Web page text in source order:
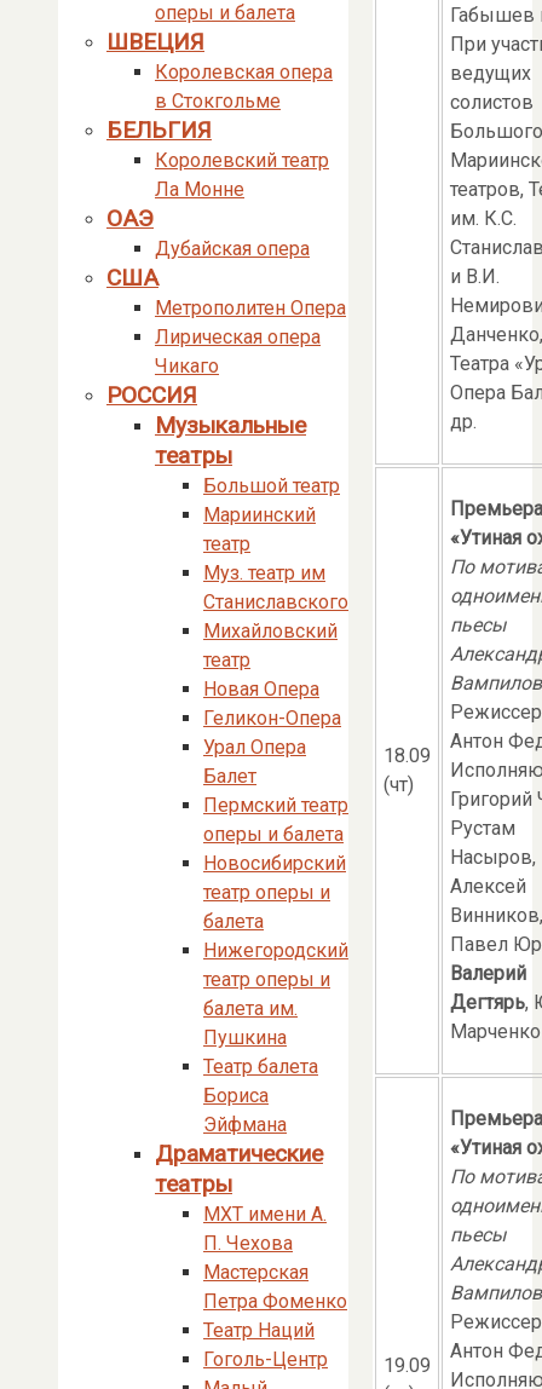
Габышев
При
ведущих
солистов
театров,
им. К.С.
и В.И.
Данченко,
Театра
Опера
др.
18.09
(чт)
«Утиная
По
пьесы
Антон
Григорий
Рустам
Насыров,
Алексей
Винников,
Павел
Валерий
Дегтярь,
19.09
«Утиная
По
пьесы
Антон
оперы и балета
ШВЕЦИЯ
Королевская опера
в Стокгольме
БЕЛЬГИЯ
Королевский театр
Ла Монне
ОАЭ
Дубайская опера
США
Метрополитен Опера
Лирическая опера
Чикаго
РОССИЯ
Музыкальные
театры
Большой театр
Мариинский
театр
Муз. театр им
Станиславского
Михайловский
театр
Новая Опера
Геликон-Опера
Урал Опера
Балет
Пермский театр
оперы и балета
Новосибирский
театр оперы и
балета
Нижегородский
театр оперы и
балета им.
Пушкина
Театр балета
Бориса
Эйфмана
Драматические
театры
МХТ имени А.
П. Чехова
Мастерская
Петра Фоменко
Театр Наций
Гоголь-Центр